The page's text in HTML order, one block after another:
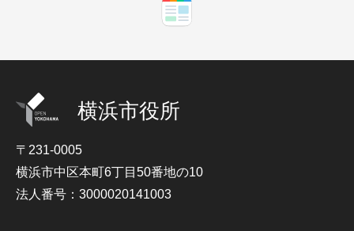
横浜市役所
〒231-0005
横浜市中区本町6丁目50番地の10
法人番号：3000020141003